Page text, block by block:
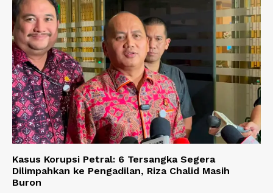
Kasus Korupsi Petral: 6 Tersangka Segera
Dilimpahkan ke Pengadilan, Riza Chalid Masih
Buron